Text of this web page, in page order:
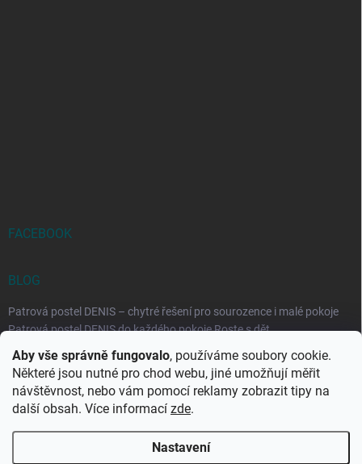
Aby vše správně fungovalo, používáme soubory cookie.
Některé jsou nutné pro chod webu, jiné umožňují měřit
návštěvnost, nebo vám pomocí reklamy zobrazit tipy na
další obsah. Více informací zde.
Nastavení
FACEBOOK
BLOG
Patrová postel DENIS – chytré řešení pro sourozence i malé pokoje
Patrová postel DENIS do každého pokoje Roste s dět...
Rozkládací postele RELAX – ideální řešení pro malé prostory i
každodenní spaní
Rozkládací postel, která se přizpůsobí vašemu živo...